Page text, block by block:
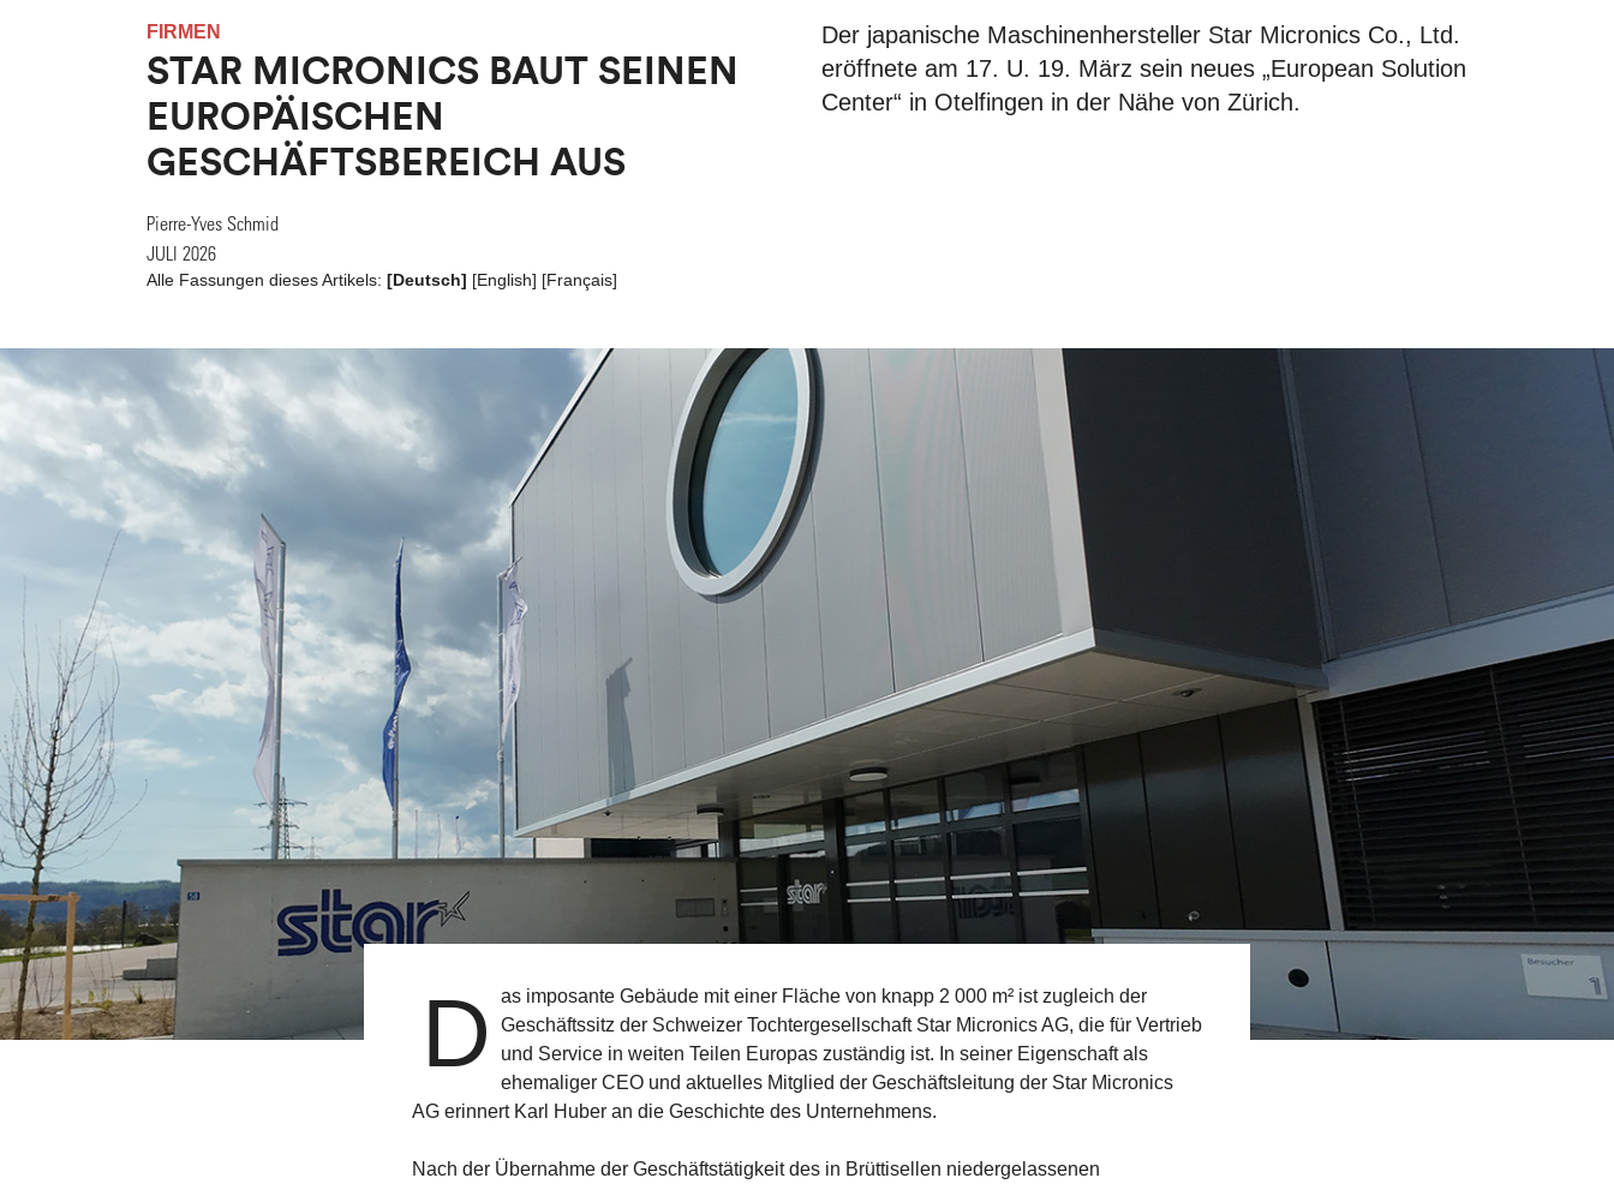
FIRMEN
STAR MICRONICS BAUT SEINEN
EUROPÄISCHEN
GESCHÄFTSBEREICH AUS
Pierre-Yves Schmid
JULI 2026
Alle Fassungen dieses Artikels: [Deutsch] [English] [Français]
Der japanische Maschinenhersteller Star Micronics Co., Ltd.
eröffnete am 17. U. 19. März sein neues „European Solution
Center“ in Otelfingen in der Nähe von Zürich.
D
as imposante Gebäude mit einer Fläche von knapp 2 000 m² ist zugleich der
Geschäftssitz der Schweizer Tochtergesellschaft Star Micronics AG, die für Vertrieb
und Service in weiten Teilen Europas zuständig ist. In seiner Eigenschaft als
ehemaliger CEO und aktuelles Mitglied der Geschäftsleitung der Star Micronics
AG erinnert Karl Huber an die Geschichte des Unternehmens.
Nach der Übernahme der Geschäftstätigkeit des in Brüttisellen niedergelassenen